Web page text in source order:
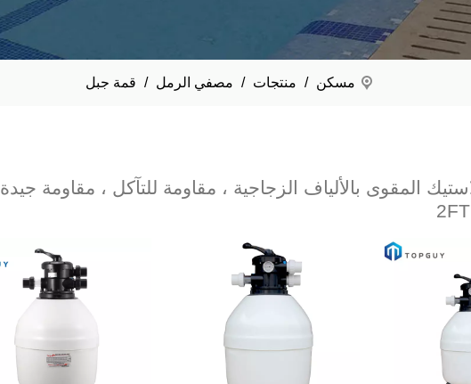
مسكن / منتجات / مصفي الرمل / قمة جبل
المقوى بالألياف الزجاجية ، مقاومة للتآكل ، مقاومة جيدة